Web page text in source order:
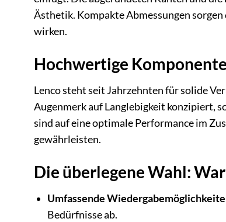
Ästhetik. Kompakte Abmessungen
wirken.
Hochwertige
Lenco steht seit Jahrzehnten für solide
Augenmerk auf Langlebigkeit konzipiert,
sind auf eine optimale Performance im
gewährleisten.
Die überlegene Wahl:
Umfassende
Bedürfnisse ab.